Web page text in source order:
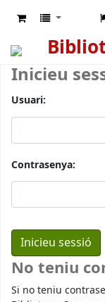
Inicieu
Usuari:
Contrasenya:
No teniu
Si no teniu